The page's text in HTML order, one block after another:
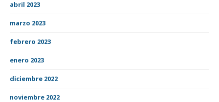
abril 2023
marzo 2023
febrero 2023
enero 2023
diciembre 2022
noviembre 2022